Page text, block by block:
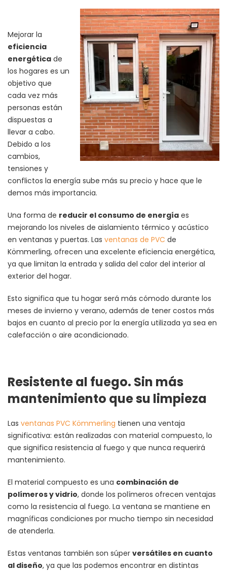
Mejorar la
eficiencia
energética de
los hogares es un
objetivo que
cada vez más
personas están
dispuestas a
llevar a cabo.
Debido a los
cambios,
tensiones y
conflictos la energía sube más su precio y hace que le
demos más importancia.
Una forma de reducir el consumo de energía es
mejorando los niveles de aislamiento térmico y acústico
en ventanas y puertas. Las ventanas de PVC de
Kömmerling, ofrecen una excelente eficiencia energética,
ya que limitan la entrada y salida del calor del interior al
exterior del hogar.
Esto significa que tu hogar será más cómodo durante los
meses de invierno y verano, además de tener costos más
bajos en cuanto al precio por la energía utilizada ya sea en
calefacción o aire acondicionado.
Resistente al fuego. Sin más
mantenimiento que su limpieza
Las ventanas PVC Kömmerling tienen una ventaja
significativa: están realizadas con material compuesto, lo
que significa resistencia al fuego y que nunca requerirá
mantenimiento.
El material compuesto es una combinación de
polímeros y vidrio, donde los polímeros ofrecen ventajas
como la resistencia al fuego. La ventana se mantiene en
magníficas condiciones por mucho tiempo sin necesidad
de atenderla.
Estas ventanas también son súper versátiles en cuanto
al diseño, ya que las podemos encontrar en distintas